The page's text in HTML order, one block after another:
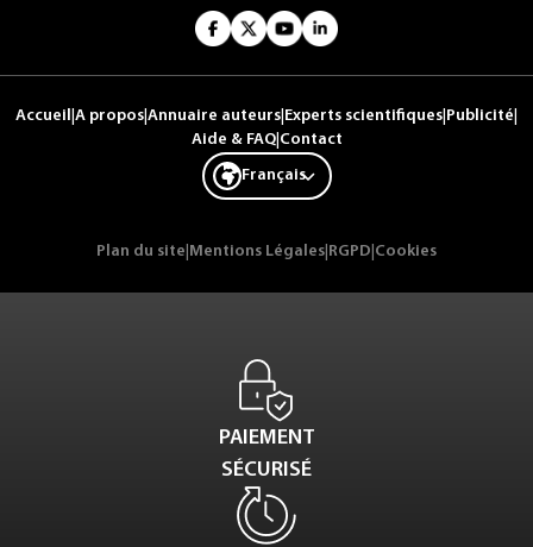
Accueil A propos Annuaire auteurs Experts scientifiques Publicité
Aide & FAQ| Contact
Français
Plan du site Mentions Légales RGPD Cookies
PAIEMENT
SÉCURISÉ